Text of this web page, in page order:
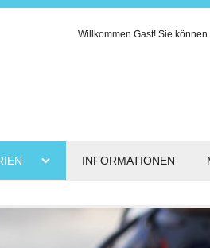
Willkommen Gast! Sie
INFORMATIONEN